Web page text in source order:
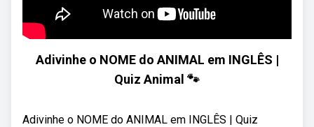
Adivinhe o NOME do ANIMAL em INGLÊS |
Quiz Animal 🐾
Adivinhe o NOME do ANIMAL em INGLÊS | Quiz